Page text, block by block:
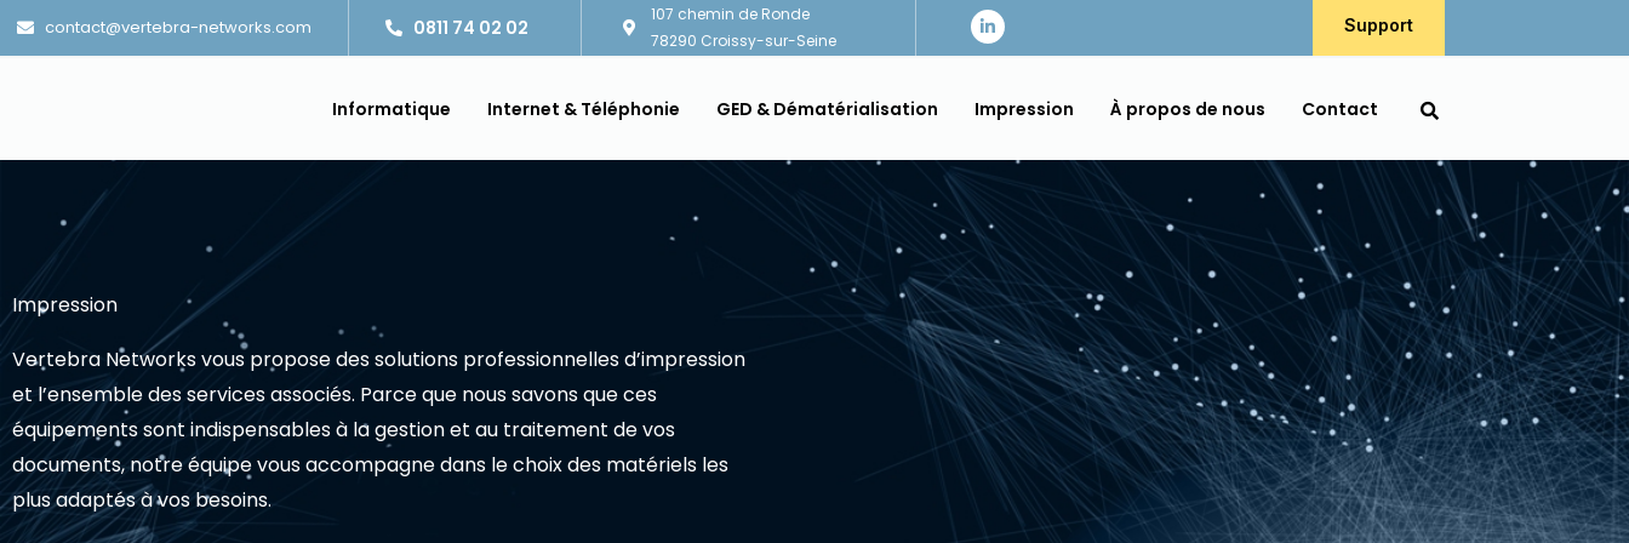
Aller
au
contact@vertebra-networks.com 0811 74 02 02
107 chemin de Ronde
78290 Croissy-sur-Seine
L
i
n
d
i
Support
Informatique Internet & Téléphonie GED & Dématérialisation Impression À propos de nous Contact
Impression
Vertebra Networks vous propose des solutions professionnelles d’impression
et l’ensemble des services associés. Parce que nous savons que ces
équipements sont indispensables à la gestion et au traitement de vos
documents, notre équipe vous accompagne dans le choix des matériels les
plus adaptés à vos besoins.